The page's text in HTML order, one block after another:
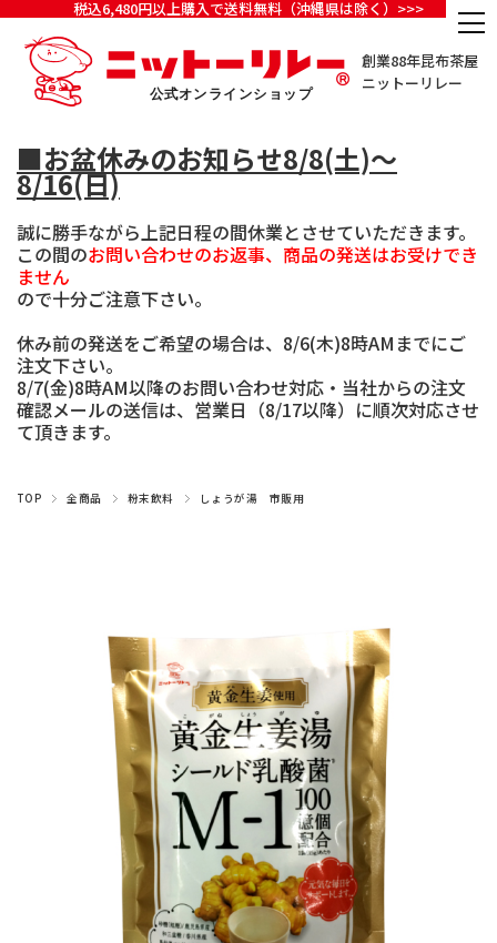
税込6,480円以上購入で送料無料（沖縄県は除く）>>>
創業88年昆布茶屋
ニットーリレー
■お盆休みのお知らせ8/8(土)～
8/16(日)
誠に勝手ながら上記日程の間休業とさせていただきます。
この間のお問い合わせのお返事、商品の発送はお受けでき
ません
ので十分ご注意下さい。
休み前の発送をご希望の場合は、8/6(木)8時AMまでにご
注文下さい。
8/7(金)8時AM以降のお問い合わせ対応・当社からの注文
確認メールの送信は、営業日（8/17以降）に順次対応させ
て頂きます。
TOP 全商品 粉末飲料 しょうが湯 市販用